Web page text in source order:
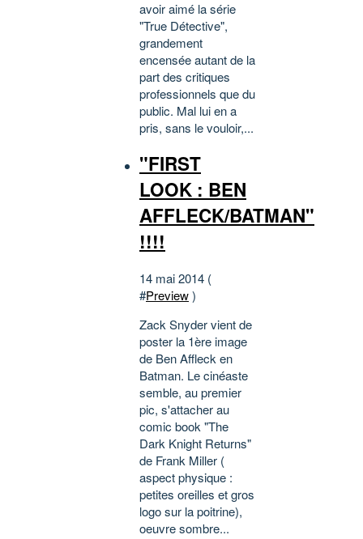
avoir aimé la série
"True Détective",
grandement
encensée autant de la
part des critiques
professionnels que du
public. Mal lui en a
pris, sans le vouloir,...
"FIRST
LOOK : BEN
AFFLECK/BATMAN"
!!!!
14 mai 2014 (
#Preview)
Zack Snyder vient de
poster la 1ère image
de Ben Affleck en
Batman. Le cinéaste
semble, au premier
pic, s'attacher au
comic book "The
Dark Knight Returns"
de Frank Miller (
aspect physique :
petites oreilles et gros
logo sur la poitrine),
oeuvre sombre...